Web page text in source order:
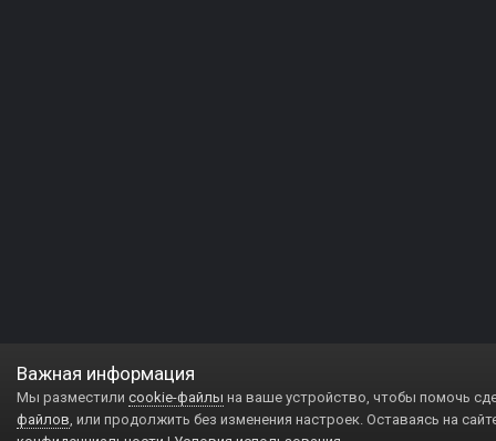
Важная информация
Мы разместили cookie-файлы на ваше устройство, чтобы помочь
файлов, или продолжить без изменения настроек. Оставаясь на